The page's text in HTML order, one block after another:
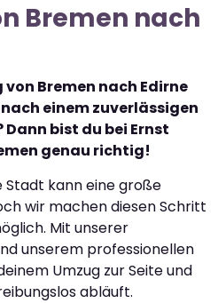
Bremen nach
Bremen nach Edirne
einem zuverlässigen
bist du bei Ernst
genau richtig!
Stadt kann eine große
wir machen diesen Schritt
Mit unserer
unserem professionellen
Umzug zur Seite und
abläuft.